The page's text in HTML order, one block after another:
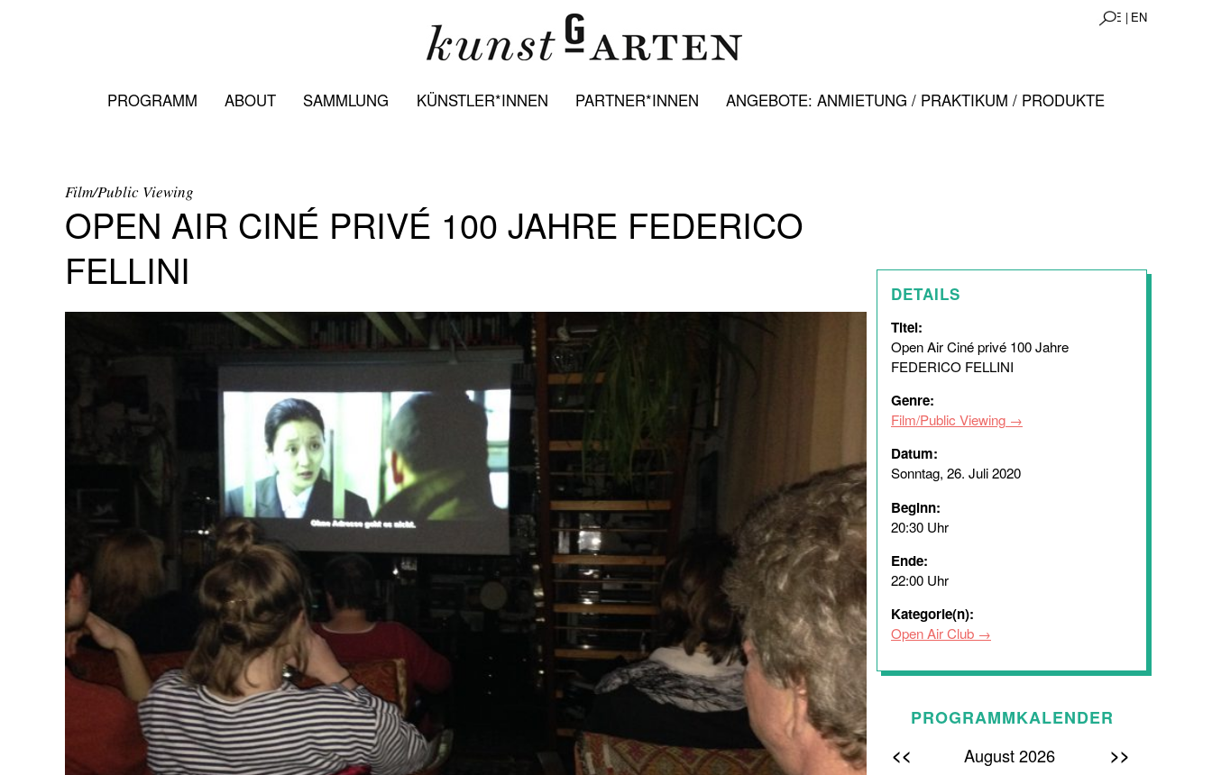
DE | EN
PROGRAMM ABOUT SAMMLUNG KÜNSTLER*INNEN PARTNER*INNEN ANGEBOTE: ANMIETUNG / PRAKTIKUM / PRODUKTE
Film/Public Viewing
OPEN AIR CINÉ PRIVÉ 100 JAHRE FEDERICO
FELLINI
DETAILS
Titel:
Open Air Ciné privé 100 Jahre
FEDERICO FELLINI
Genre:
Film/Public Viewing
Datum:
Sonntag, 26. Juli 2020
Beginn:
20:30 Uhr
Ende:
22:00 Uhr
Kategorie(n):
Open Air Club
PROGRAMMKALENDER
<< August 2026 >>